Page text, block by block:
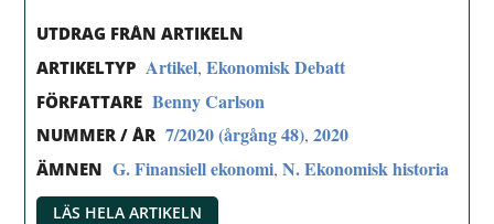
UTDRAG FRÅN ARTIKELN
ARTIKELTYP Artikel,Ekonomisk Debatt
FÖRFATTARE Benny Carlson
NUMMER / ÅR 7/2020 (årgång 48),2020
ÄMNEN G. Finansiell ekonomi,N. Ekonomisk historia
LÄS HELA ARTIKELN